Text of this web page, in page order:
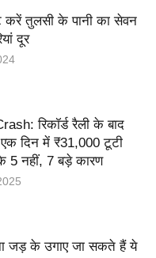
करें तुलसी के पानी का सेवन
दूर
रिकॉर्ड रैली के बाद
एक दिन में ₹31,000 टूटी
के 5 नहीं, 7 बड़े कारण
जड़ के उगाए जा सकते हैं ये